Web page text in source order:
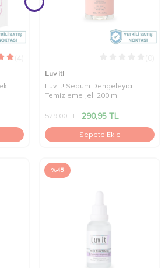
Luv it!
Luv it! Sebum Dengeleyici
Temizleme Jeli 200 ml
529,00TL 290,95 TL
Sepete Ekle
%45